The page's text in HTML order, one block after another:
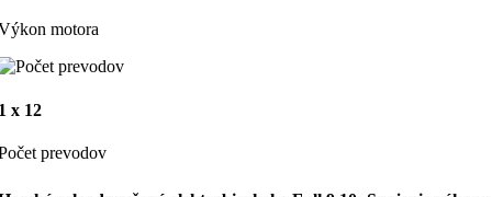
motora
x 12
prevodov